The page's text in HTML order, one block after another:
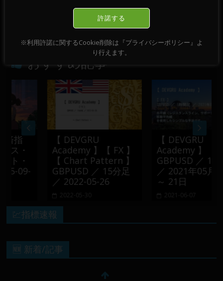
【 FX 】 GBPUSD ／ 15分足 ／ 2021年11月10日
おすすめ記事
【 DEVGRU
Academy 】【 FX 】
【 Chart Pattern 】
GBPUSD ／ 15分足
／ 2022-05-26
2022-05-30
【 DEVGRU
Academy 】【 FX 】
GBPUSD ／ 1時間足
／ 2021年05月13日
～ 21日
2021-06-07
💹指標速報
🆕 新着/記事
許諾する
※利用許諾に関するCookie削除は『プライバシーポリシー』よ
り行えます。